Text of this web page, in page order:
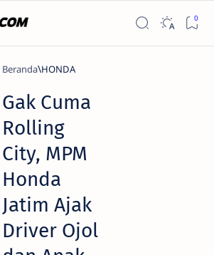
Beranda HONDA
Gak Cuma
Rolling
City, MPM
Honda
Jatim Ajak
Driver Ojol